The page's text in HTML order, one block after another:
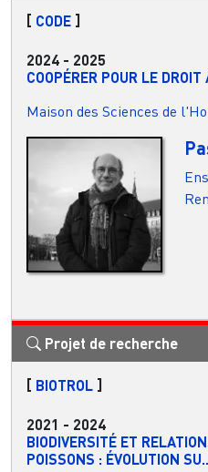
[ CODE ]
2024 - 2025
COOPÉRER POUR LE
Maison des Sciences de
Projet de recherche
[ BIOTROL ]
2021 - 2024
BIODIVERSITÉ ET
POISSONS : ÉVOLUTION